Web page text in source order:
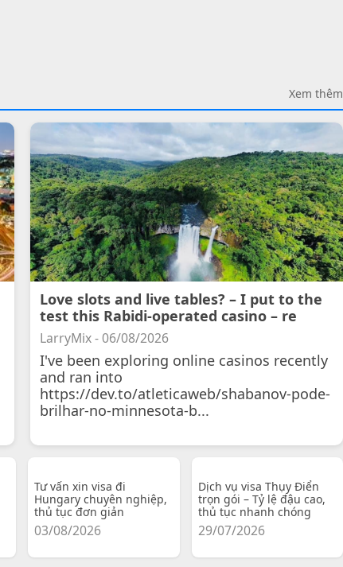
Xem thêm
Love slots and live tables? – I put to the
test this Rabidi-operated casino – re
LarryMix - 06/08/2026
I've been exploring online casinos recently
and ran into
https://dev.to/atleticaweb/shabanov-pode-
brilhar-no-minnesota-b...
Tư vấn xin visa đi
Hungary chuyên nghiệp,
thủ tục đơn giản
03/08/2026
Dịch vụ visa Thụy Điển
trọn gói – Tỷ lệ đậu cao,
thủ tục nhanh chóng
29/07/2026